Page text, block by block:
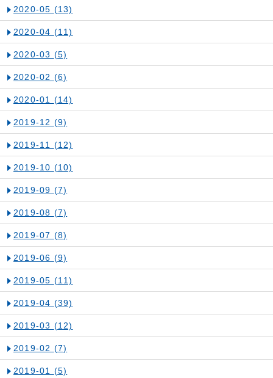
2020-05 (13)
2020-04 (11)
2020-03 (5)
2020-02 (6)
2020-01 (14)
2019-12 (9)
2019-11 (12)
2019-10 (10)
2019-09 (7)
2019-08 (7)
2019-07 (8)
2019-06 (9)
2019-05 (11)
2019-04 (39)
2019-03 (12)
2019-02 (7)
2019-01 (5)